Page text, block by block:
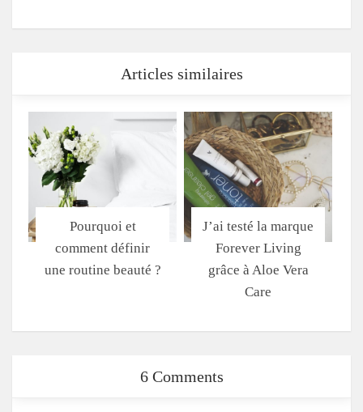
Articles similaires
Pourquoi et
comment définir
une routine beauté ?
J’ai testé la marque
Forever Living
grâce à Aloe Vera
Care
6 Comments